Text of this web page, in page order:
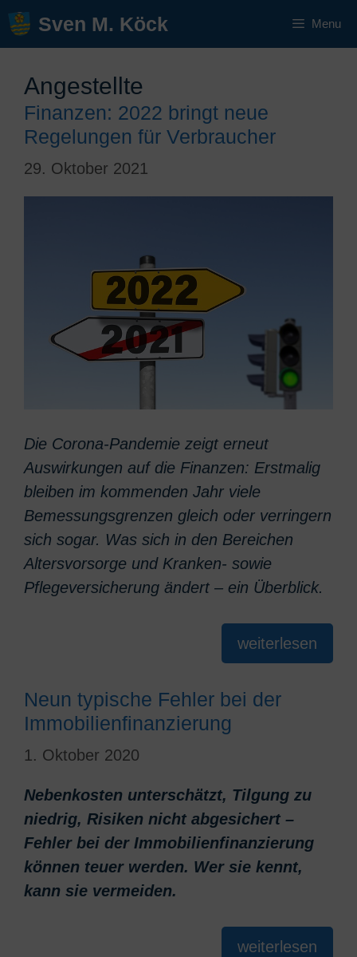
Zum
Inhalt Sven M. Köck Menu
Angestellte
Finanzen: 2022 bringt neue
Regelungen für Verbraucher
29. Oktober 2021
Die Corona-Pandemie zeigt erneut
Auswirkungen auf die Finanzen: Erstmalig
bleiben im kommenden Jahr viele
Bemessungsgrenzen gleich oder verringern
sich sogar. Was sich in den Bereichen
Altersvorsorge und Kranken- sowie
Pflegeversicherung ändert – ein Überblick.
weiterlesen
Neun typische Fehler bei der
Immobilienfinanzierung
1. Oktober 2020
Nebenkosten unterschätzt, Tilgung zu
niedrig, Risiken nicht abgesichert –
Fehler bei der Immobilienfinanzierung
können teuer werden. Wer sie kennt,
kann sie vermeiden.
weiterlesen